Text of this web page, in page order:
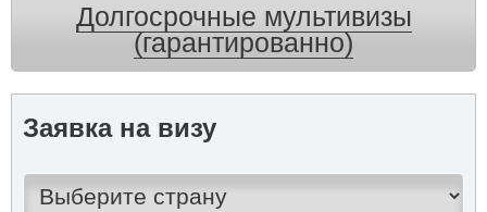
Долгосрочные мультивизы
(гарантированно)
Заявка на визу